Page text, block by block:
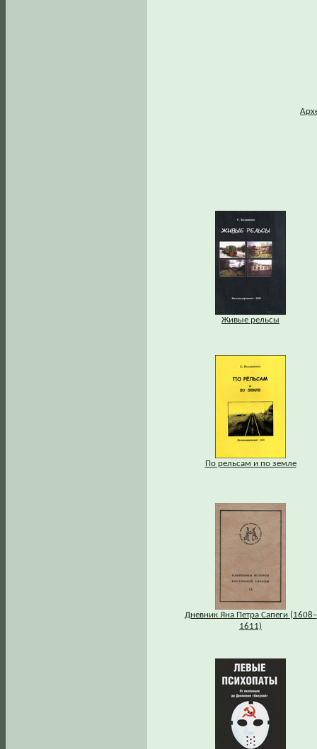
Живые рельсы
По рельсам и по земле
Дневник Яна Петра Сапеги (1608–
1611)